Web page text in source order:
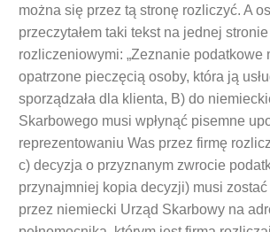
można się przez tą stronę rozliczyć. A
przeczytałem taki tekst na jednej
rozliczeniowymi: „Zeznanie podatkowe
opatrzone pieczęcią osoby, która ją
sporządzała dla klienta, B) do
Skarbowego musi wpłynąć pisemne
reprezentowaniu Was przez firmę
c) decyzja o przyznanym zwrocie
przynajmniej kopia decyzji) musi
przez niemiecki Urząd Skarbowy na